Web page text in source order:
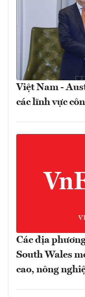
Việt Nam -
các lĩnh vực
Các địa
South Wales
cao, nông